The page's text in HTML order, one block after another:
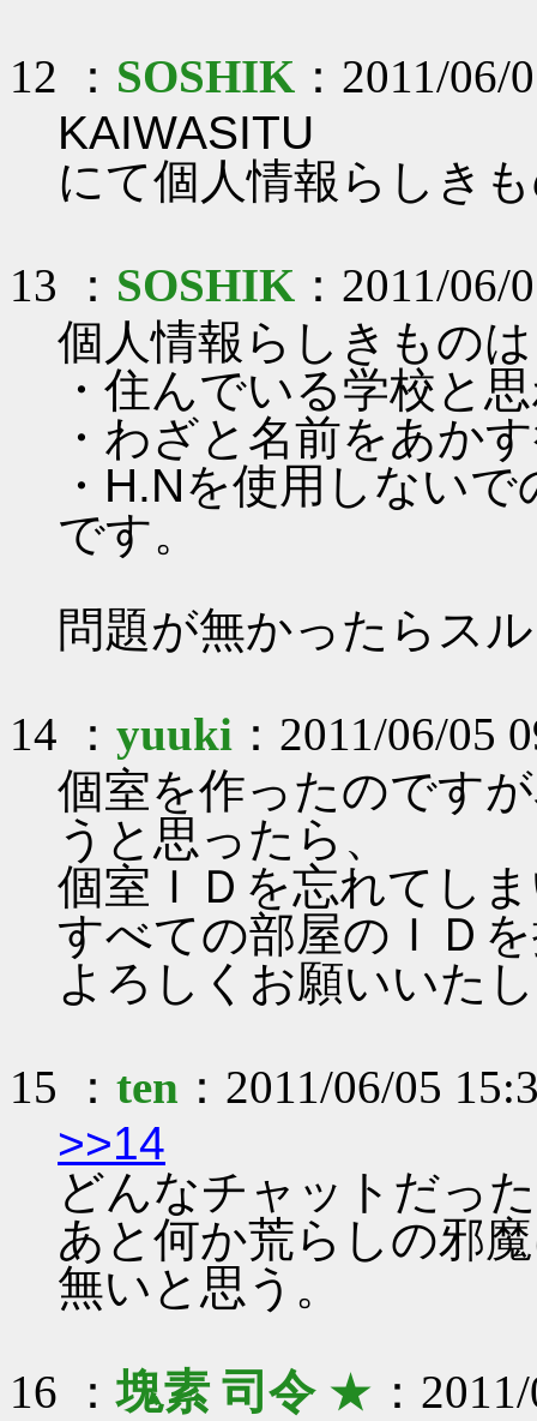
12 ： SOSHIK ：2011/
KAIWASITU
にて個人情報らしき
13 ： SOSHIK ：2011/
個人情報らしきもの
・住んでいる学校と
・わざと名前をあか
・H.Nを使用しないで
です。
問題が無かったらス
14 ： yuuki ：2011/06/05
個室を作ったのです
うと思ったら、
個室ＩＤを忘れてし
すべての部屋のＩＤ
よろしくお願いいた
15 ： ten ：2011/06/05
>>14
どんなチャットだっ
あと何か荒らしの邪
無いと思う。
16 ：塊素 司令★ ：